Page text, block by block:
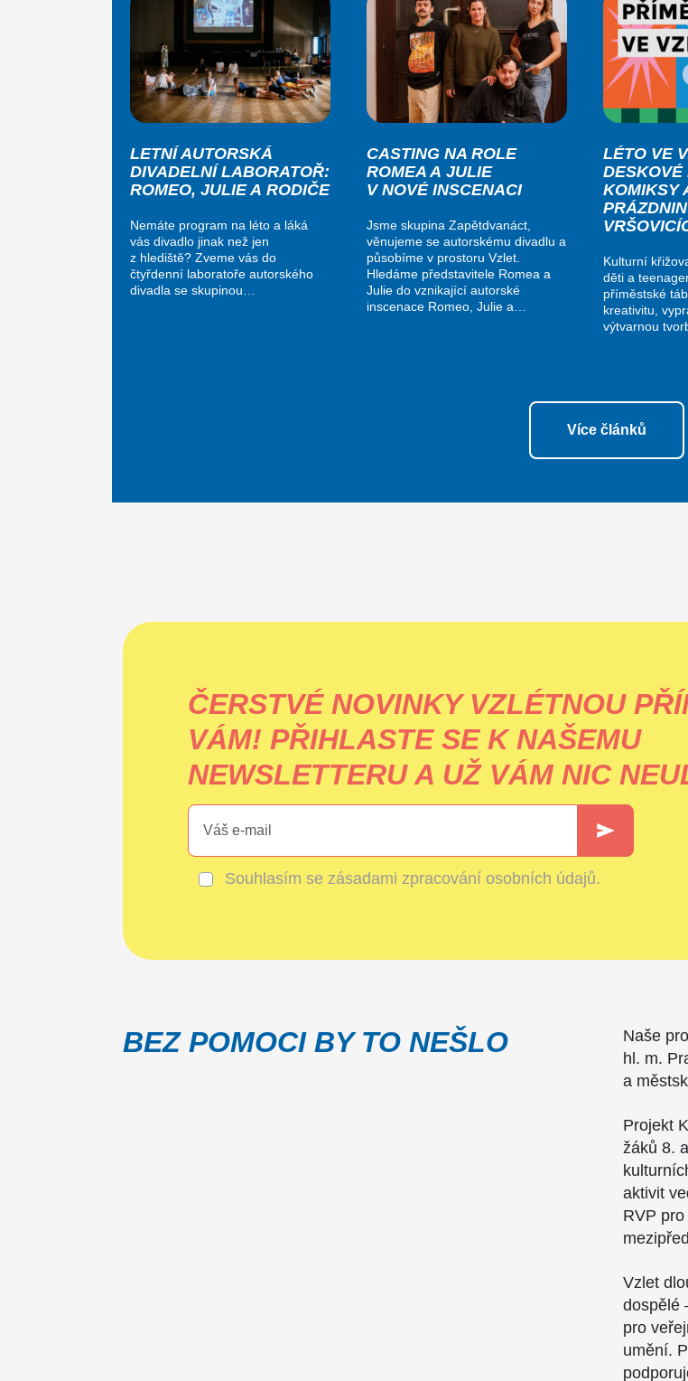
LETNÍ AUTORSKÁ
DIVADELNÍ LABORATOŘ:
ROMEO, JULIE A RODIČE
Nemáte program na léto a láká
vás divadlo jinak než jen
z hlediště? Zveme vás do
čtyřdenní laboratoře autorského
divadla se skupinou…
CASTING NA ROLE
ROMEA A JULIE
V NOVÉ INSCENACI
Jsme skupina Zapětdvanáct,
věnujeme se autorskému divadlu a
působíme v prostoru Vzlet.
Hledáme představitele Romea a
Julie do vznikající autorské
inscenace Romeo, Julie a…
LÉTO VE
DESKOVÉ
KOMIKSY
Kulturní
děti a
příměstské
kreativitu,
výtvarnou
Více článků
ČERSTVÉ NOVINKY VZLÉTNOU
VÁM! PŘIHLASTE SE K NAŠEMU
NEWSLETTERU A UŽ VÁM NIC
Souhlasím se zásadami zpracování osobních údajů.
BEZ POMOCI BY TO NEŠLO
Naše
hl. m.
a
Projekt
žáků 8.
aktivit
RVP
Vzlet
dospělé
pro
umění.